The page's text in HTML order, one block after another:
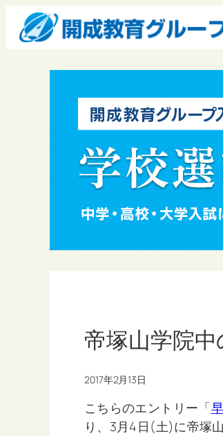
帝塚山学院
2017年2月13日
こちらのエントリー「
り、3月4日(土)に帝塚